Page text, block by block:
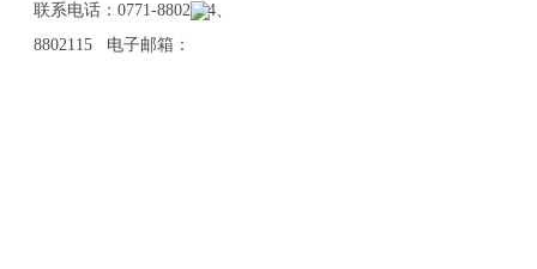
联系电话：0771-8802114、
8802115 电子邮箱：